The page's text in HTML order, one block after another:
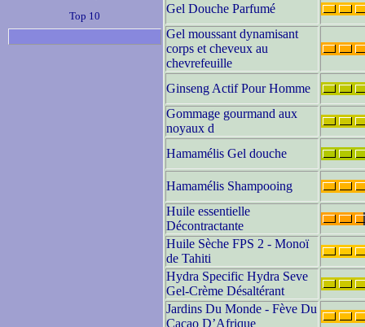
Top 10
Gel Douche Parfumé
Gel moussant dynamisant
corps et cheveux au
chevrefeuille
Ginseng Actif Pour Homme
Gommage gourmand aux
noyaux d
Hamamélis Gel douche
Hamamélis Shampooing
Huile essentielle
Décontractante
Huile Sèche FPS 2 - Monoï
de Tahiti
Hydra Specific Hydra Seve
Gel-Crème Désaltérant
Jardins Du Monde - Fève Du
Cacao D’Afrique